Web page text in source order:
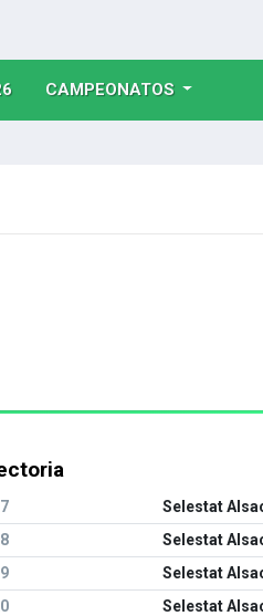
(CURRENT)
CAMPEONATOS
Selestat
Selestat
Selestat
Selestat